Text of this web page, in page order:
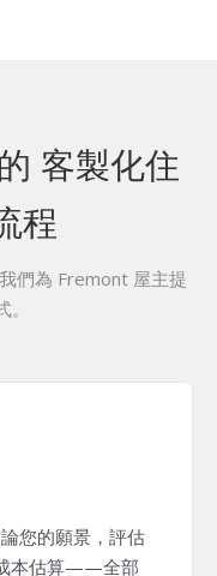
客製化住
程
們為 Fremont 屋主提
您的願景，評估
本估算——全部